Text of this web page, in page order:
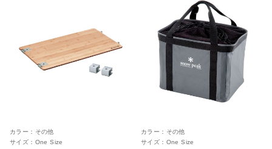
カラー： その他
サイズ： One Size
カラー： その他
サイズ： One Size